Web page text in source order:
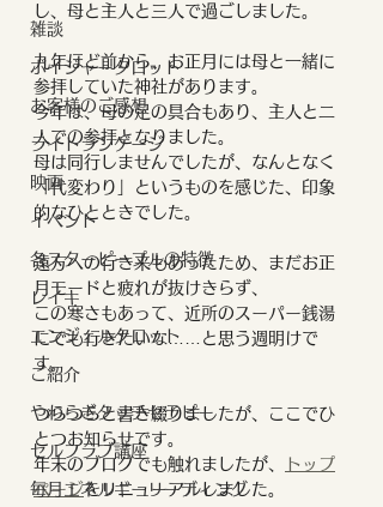
雑談
ボイジャータロット
お客様のご感想
ライトランゲージ
映画
イベント
各スターピープルの特徴
レイキ
エンジェルタロット
ご紹介
やわらぎタッチセラピー
セルフラブ講座
毎月エネルギーリーディング
し、母と主人と三人で過ごしました。
九年ほど前から、お正月には母と一緒に
参拝していた神社があります。
今年は、母の足の具合もあり、主人と二
人での参拝となりました。
母は同行しませんでしたが、なんとなく
「代変わり」というものを感じた、印象
的なひとときでした。
遠方への行き来もあったため、まだお正
月モードと疲れが抜けきらず、
この寒さもあって、近所のスーパー銭湯
にでも行きたいな……と思う週明けで
す。
つらつらと書き綴りましたが、ここでひ
とつお知らせです。
年末のブログでも触れましたが、
トップ
ページをリニューアルしました。